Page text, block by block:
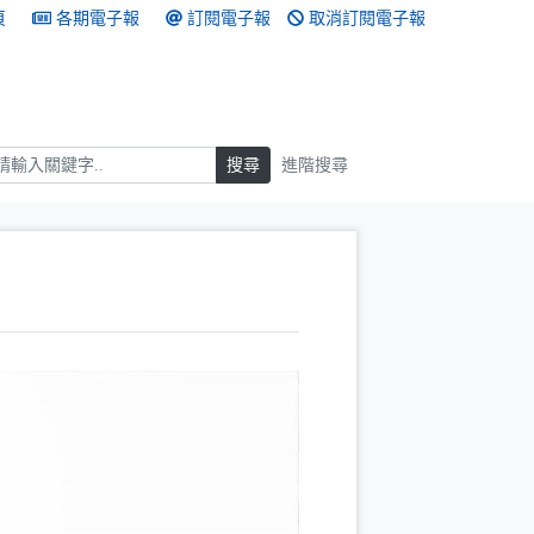
各期電子報 訂閱電子報 取消訂閱電子報
搜尋 進階搜尋